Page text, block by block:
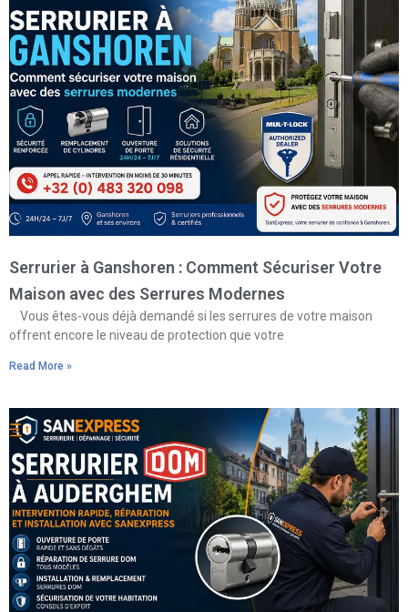
Serrurier à Ganshoren : Comment Sécuriser Votre
Maison avec des Serrures Modernes
Vous êtes-vous déjà demandé si les serrures de votre maison
offrent encore le niveau de protection que votre
Read More »